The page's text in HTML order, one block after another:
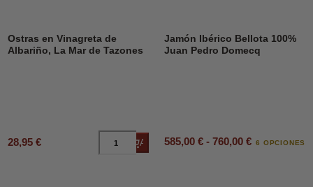
Ostras en Vinagreta de
Albariño, La Mar de Tazones
28,95 € Añadir al carrito
Jamón Ibérico Bellota 100%
Juan Pedro Domecq
585,00 € - 760,00 € 6 OPCIONES